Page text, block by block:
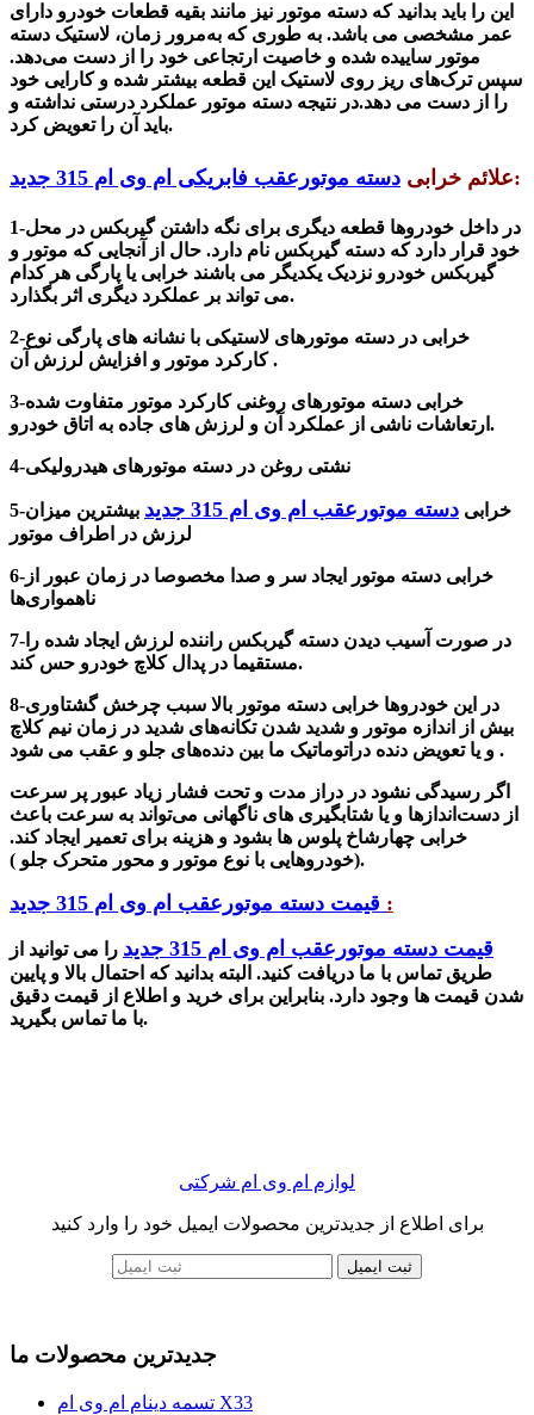
این را باید بدانید که دسته موتور نیز مانند بقیه قطعات خودرو دارای
عمر مشخصی می باشد. به طوری که به‌مرور زمان، لاستیک دسته
موتور ساییده شده و خاصیت ارتجاعی خود را از دست می‌دهد.
سپس ترک‌های ریز روی لاستیک این قطعه بیشتر شده و کارایی خود
را از دست می دهد.در نتیجه دسته موتور عملکرد درستی نداشته و
باید آن را تعویض کرد.
علائم خرابی دسته موتورعقب فابریکی ام وی ام 315 جدید :
1-در داخل خودروها قطعه دیگری برای نگه داشتن گیربکس در محل
خود قرار دارد که دسته گیربکس نام دارد. حال از آنجایی که موتور و
گیربکس خودرو نزدیک یکدیگر می باشند خرابی یا پارگی هر کدام
می تواند بر عملکرد دیگری اثر بگذارد.
2-خرابی در دسته موتورهای لاستیکی با نشانه های پارگی نوع
کارکرد موتور و افزایش لرزش آن .
3-خرابی دسته موتورهای روغنی کارکرد موتور متفاوت شده
ارتعاشات ناشی از عملکرد آن و لرزش های جاده به اتاق خودرو.
4-نشتی روغن در دسته موتورهای هیدرولیکی
5-خرابی دسته موتورعقب ام وی ام 315 جدید
بیشترین میزان
لرزش در اطراف موتور
6- خرابی دسته موتور ایجاد سر و صدا مخصوصا در زمان عبور از
ناهمواری‌ها
7-در صورت آسیب دیدن دسته گیربکس راننده لرزش ایجاد شده را
مستقیما در پدال کلاچ خودرو حس کند.
8-در این خودروها خرابی دسته موتور بالا سبب چرخش گشتاوری
بیش از اندازه موتور و شدید شدن تکانه‌های شدید در زمان نیم کلاچ
و یا تعویض دنده دراتوماتیک ما بین دنده‌های جلو و عقب می شود .
اگر رسیدگی نشود در دراز مدت و تحت فشار زیاد عبور پر سرعت
از دست‌اندازها و یا شتابگیری های ناگهانی می‌تواند به سرعت باعث
خرابی چهارشاخ پلوس ها بشود و هزینه برای تعمیر ایجاد کند.
(خودروهایی بانوع موتور و محور متحرک جلو ).
:
قیمت دسته موتورعقب ام وی ام 315 جدید
را می توانید از
طریق تماس با ما دریافت کنید. البته بدانید که احتمال بالا و پایین
شدن قیمت ها وجود دارد. بنابراین برای خرید و اطلاع از قیمت دقیق
با ما تماس بگیرید.
لوازم ام وی ام شرکتی
برای اطلاع از جدیدترین محصولات ایمیل خود را وارد کنید
ثبت ایمیل
جدیدترین محصولات ما
تسمه دینام ام وی ام X33